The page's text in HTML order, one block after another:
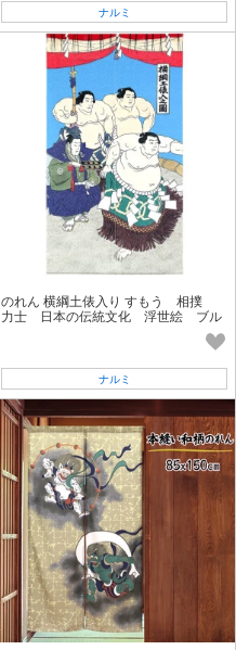
ナルミ
のれん 横綱土俵入り すもう 相撲
力士 日本の伝統文化 浮世絵 ブル
ナルミ